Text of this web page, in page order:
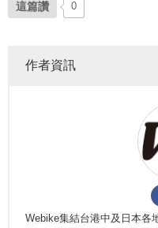
這篇讚 0
作者資訊
Webike集結台港中及日本各